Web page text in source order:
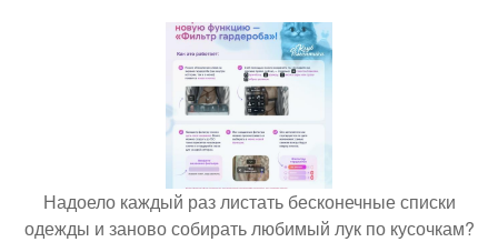
Надоело каждый раз листать бесконечные списки
одежды и заново собирать любимый лук по кусочкам?